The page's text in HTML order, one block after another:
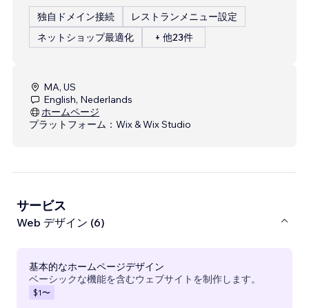
独自ドメイン接続
レストランメニュー設定
ネットショップ最適化
+ 他23件
MA, US
English, Nederlands
ホームページ
プラットフォーム： Wix & Wix Studio
サービス
Web デザイン (6)
基本的なホームページデザイン
ベーシックな機能を含むウェブサイトを制作します。
$1〜